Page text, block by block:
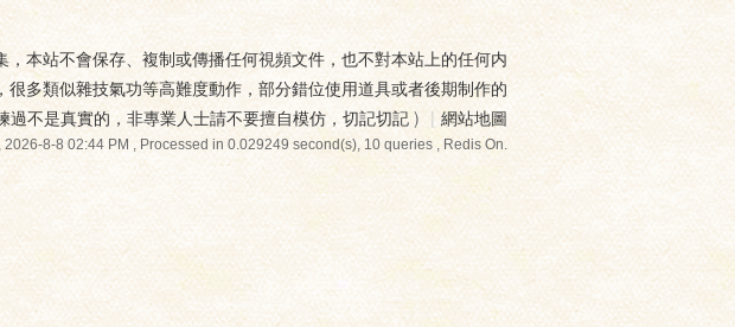
本站不會保存、複制或傳播任何視頻文件，也不對本站上的任何内
多類似雜技氣功等高難度動作，部分錯位使用道具或者後期制作的
不是真實的，非專業人士請不要擅自模仿，切記切記 ) | 網站地圖
2026-8-8 02:44 PM , Processed in 0.029249 second(s), 10 queries , Redis On.